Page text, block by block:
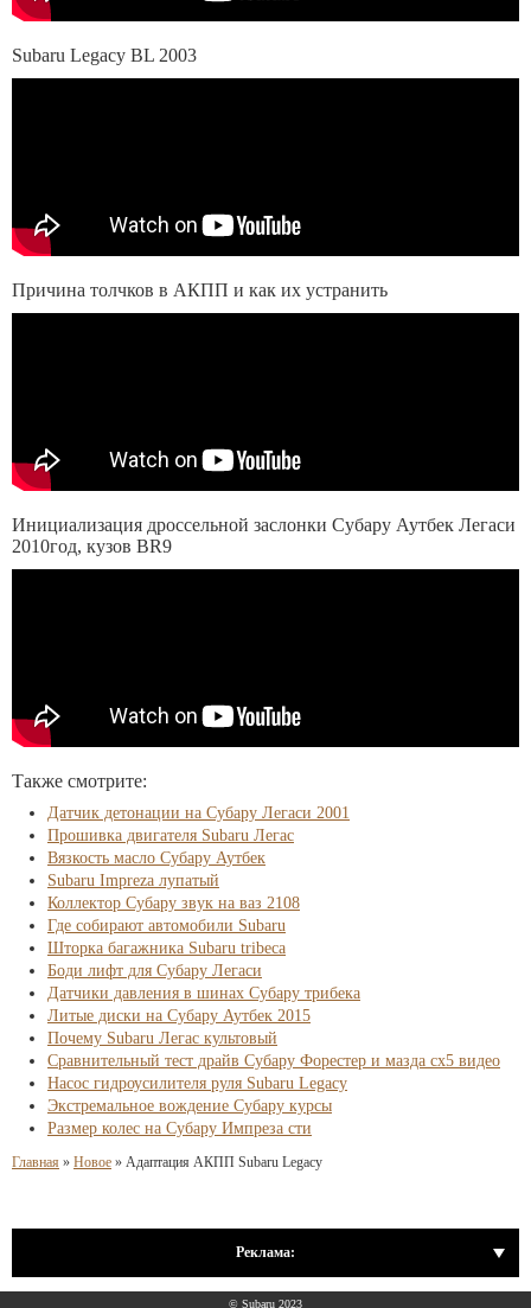
Subaru Legacy BL 2003
Причина толчков в АКПП и как их устранить
Инициализация дроссельной заслонки Субару Аутбек Легаси
2010год, кузов BR9
Также смотрите:
Датчик детонации на Субару Легаси 2001
Прошивка двигателя Subaru Легас
Вязкость масло Субару Аутбек
Subaru Impreza лупатый
Коллектор Субару звук на ваз 2108
Где собирают автомобили Subaru
Шторка багажника Subaru tribeca
Боди лифт для Субару Легаси
Датчики давления в шинах Субару трибека
Литые диски на Субару Аутбек 2015
Почему Subaru Легас культовый
Сравнительный тест драйв Субару Форестер и мазда сх5 видео
Насос гидроусилителя руля Subaru Legacy
Экстремальное вождение Субару курсы
Размер колес на Субару Импреза сти
Главная » Новое » Адаптация АКПП Subaru Legacy
Реклама:
© Subaru 2023